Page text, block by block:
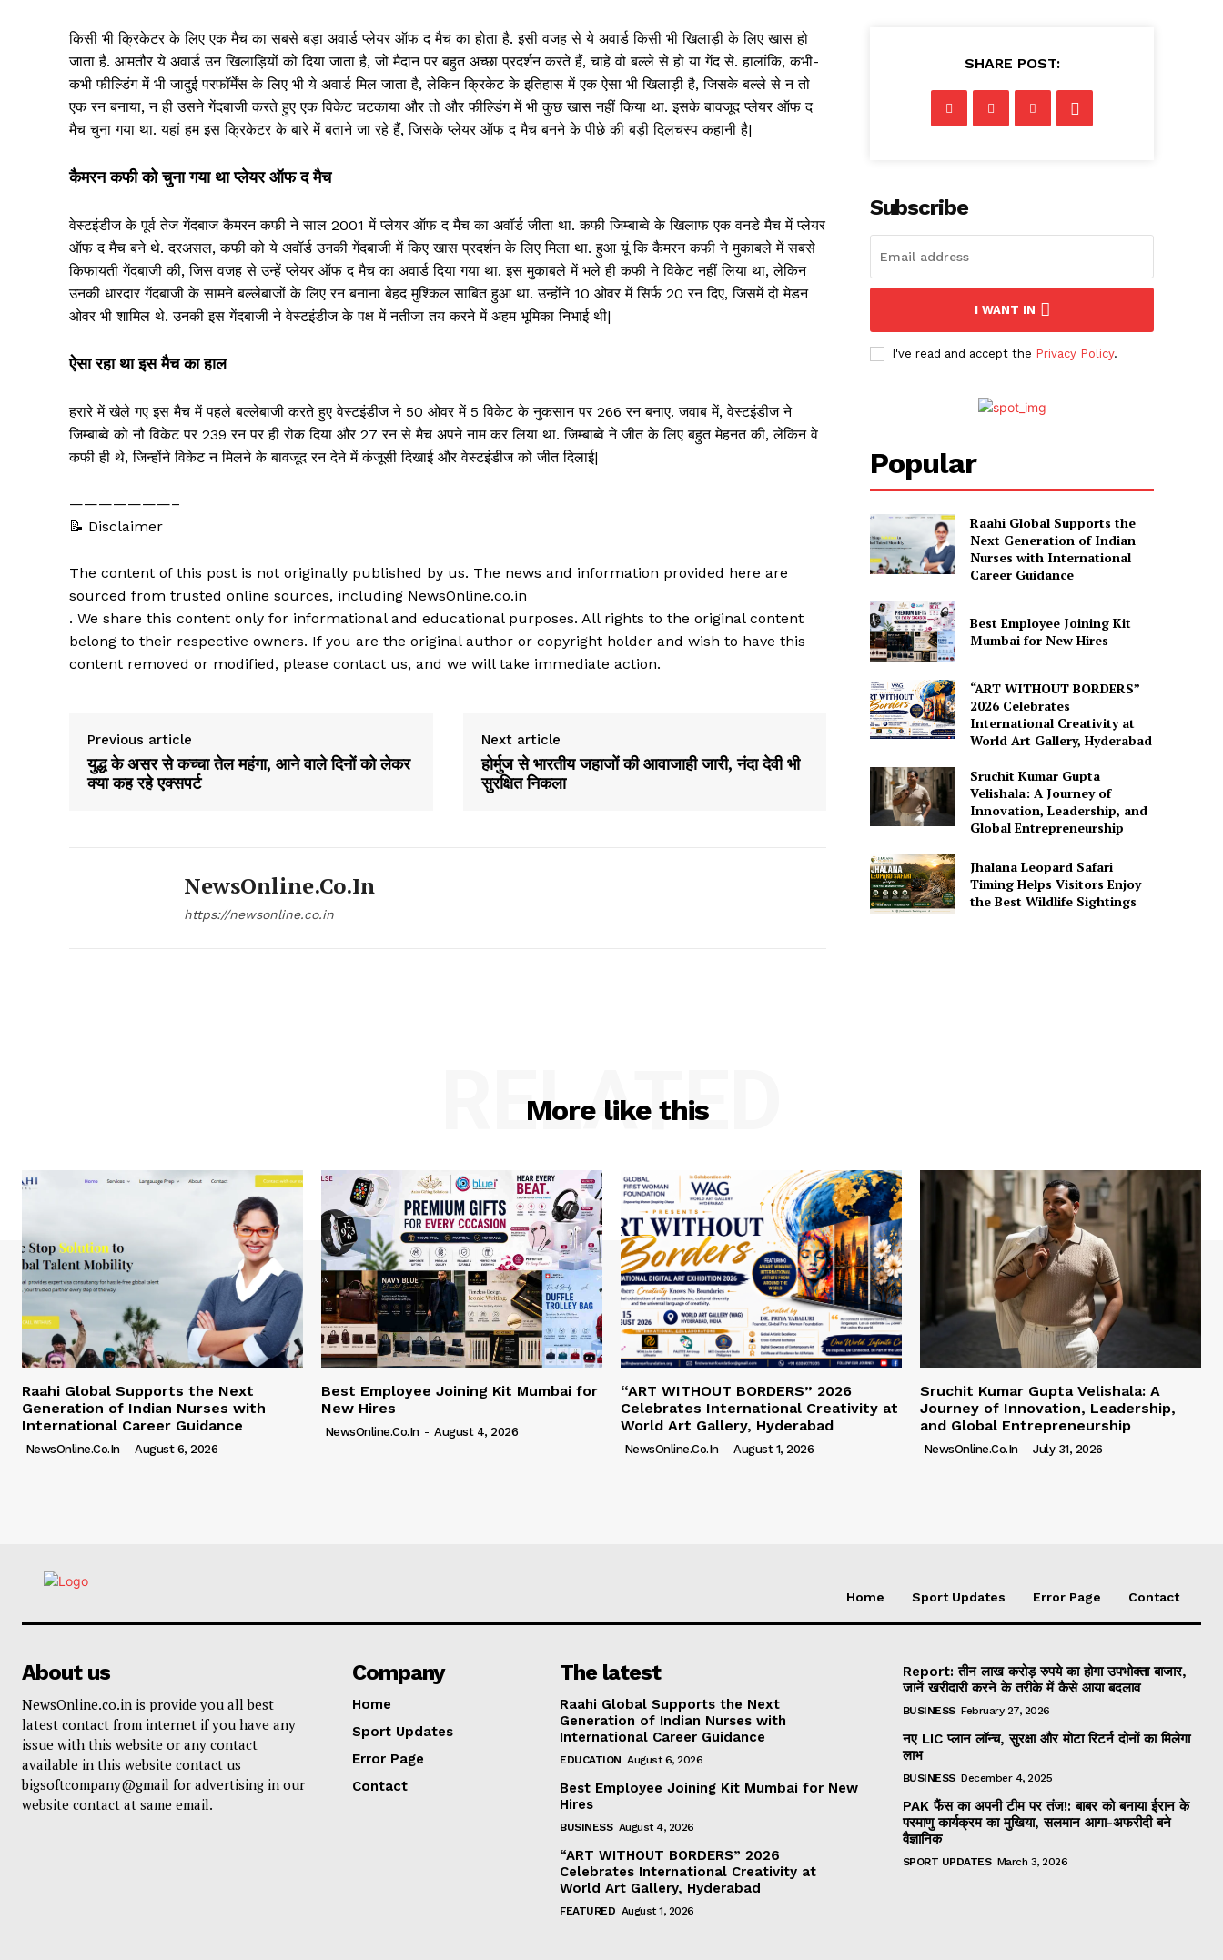
किसी भी क्रिकेटर के लिए एक मैच का सबसे बड़ा अवार्ड प्लेयर ऑफ द मैच का होता है. इसी वजह से ये अवार्ड किसी भी खिलाड़ी के लिए खास हो
जाता है. आमतौर ये अवार्ड उन खिलाड़ियों को दिया जाता है, जो मैदान पर बहुत अच्छा प्रदर्शन करते हैं, चाहे वो बल्ले से हो या गेंद से. हालांकि, कभी-
कभी फील्डिंग में भी जादुई परफॉर्मेंस के लिए भी ये अवार्ड मिल जाता है, लेकिन क्रिकेट के इतिहास में एक ऐसा भी खिलाड़ी है, जिसके बल्ले से न तो
एक रन बनाया, न ही उसने गेंदबाजी करते हुए एक विकेट चटकाया और तो और फील्डिंग में भी कुछ खास नहीं किया था. इसके बावजूद प्लेयर ऑफ द
मैच चुना गया था. यहां हम इस क्रिकेटर के बारे में बताने जा रहे हैं, जिसके प्लेयर ऑफ द मैच बनने के पीछे की बड़ी दिलचस्प कहानी है|
कैमरन कफी को चुना गया था प्लेयर ऑफ द मैच
वेस्टइंडीज के पूर्व तेज गेंदबाज कैमरन कफी ने साल 2001 में प्लेयर ऑफ द मैच का अवॉर्ड जीता था. कफी जिम्बाब्वे के खिलाफ एक वनडे मैच में प्लेयर
ऑफ द मैच बने थे. दरअसल, कफी को ये अवॉर्ड उनकी गेंदबाजी में किए खास प्रदर्शन के लिए मिला था. हुआ यूं कि कैमरन कफी ने मुकाबले में सबसे
किफायती गेंदबाजी की, जिस वजह से उन्हें प्लेयर ऑफ द मैच का अवार्ड दिया गया था. इस मुकाबले में भले ही कफी ने विकेट नहीं लिया था, लेकिन
उनकी धारदार गेंदबाजी के सामने बल्लेबाजों के लिए रन बनाना बेहद मुश्किल साबित हुआ था. उन्होंने 10 ओवर में सिर्फ 20 रन दिए, जिसमें दो मेडन
ओवर भी शामिल थे. उनकी इस गेंदबाजी ने वेस्टइंडीज के पक्ष में नतीजा तय करने में अहम भूमिका निभाई थी|
ऐसा रहा था इस मैच का हाल
हरारे में खेले गए इस मैच में पहले बल्लेबाजी करते हुए वेस्टइंडीज ने 50 ओवर में 5 विकेट के नुकसान पर 266 रन बनाए. जवाब में, वेस्टइंडीज ने
जिम्बाब्वे को नौ विकेट पर 239 रन पर ही रोक दिया और 27 रन से मैच अपने नाम कर लिया था. जिम्बाब्वे ने जीत के लिए बहुत मेहनत की, लेकिन वे
कफी ही थे, जिन्होंने विकेट न मिलने के बावजूद रन देने में कंजूसी दिखाई और वेस्टइंडीज को जीत दिलाई|
———————–
📝 Disclaimer
The content of this post is not originally published by us. The news and information provided here are
sourced from trusted online sources, including NewsOnline.co.in
. We share this content only for informational and educational purposes. All rights to the original content
belong to their respective owners. If you are the original author or copyright holder and wish to have this
content removed or modified, please contact us, and we will take immediate action.
Previous article
युद्ध के असर से कच्चा तेल महंगा, आने वाले दिनों को लेकर
क्या कह रहे एक्सपर्ट
Next article
होर्मुज से भारतीय जहाजों की आवाजाही जारी, नंदा देवी भी
सुरक्षित निकला
NewsOnline.co.in
https://newsonline.co.in
SHARE POST:
Subscribe
I WANT IN
I've read and accept the Privacy Policy.
Popular
Raahi Global Supports the
Next Generation of Indian
Nurses with International
Career Guidance
Best Employee Joining Kit
Mumbai for New Hires
“ART WITHOUT BORDERS”
2026 Celebrates
International Creativity at
World Art Gallery, Hyderabad
Sruchit Kumar Gupta
Velishala: A Journey of
Innovation, Leadership, and
Global Entrepreneurship
Jhalana Leopard Safari
Timing Helps Visitors Enjoy
the Best Wildlife Sightings
More like this
RELATED
Raahi Global Supports the Next
Generation of Indian Nurses with
International Career Guidance
NewsOnline.co.in - August 6, 2026
Best Employee Joining Kit Mumbai for
New Hires
NewsOnline.co.in - August 4, 2026
“ART WITHOUT BORDERS” 2026
Celebrates International Creativity at
World Art Gallery, Hyderabad
NewsOnline.co.in - August 1, 2026
Sruchit Kumar Gupta Velishala: A
Journey of Innovation, Leadership,
and Global Entrepreneurship
NewsOnline.co.in - July 31, 2026
Home Sport Updates Error Page Contact
About us
NewsOnline.co.in is provide you all best
latest contact from internet if you have any
issue with this website or any contact
available in this website contact us
bigsoftcompany@gmail for advertising in our
website contact at same email.
Company
Home
Sport Updates
Error Page
Contact
The latest
Raahi Global Supports the Next
Generation of Indian Nurses with
International Career Guidance
EDUCATION August 6, 2026
Best Employee Joining Kit Mumbai for New
Hires
BUSINESS August 4, 2026
“ART WITHOUT BORDERS” 2026
Celebrates International Creativity at
World Art Gallery, Hyderabad
FEATURED August 1, 2026
Report: तीन लाख करोड़ रुपये का होगा उपभोक्ता बाजार,
जानें खरीदारी करने के तरीके में कैसे आया बदलाव
BUSINESS February 27, 2026
नए LIC प्लान लॉन्च, सुरक्षा और मोटा रिटर्न दोनों का मिलेगा
लाभ
BUSINESS December 4, 2025
PAK फैंस का अपनी टीम पर तंज!: बाबर को बनाया ईरान के
परमाणु कार्यक्रम का मुखिया, सलमान आगा-अफरीदी बने
वैज्ञानिक
SPORT UPDATES March 3, 2026